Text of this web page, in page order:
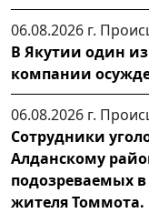
06.08.2026 г.
В Якутии один
компании
06.08.2026 г.
Сотрудники
Алданскому
подозреваемых
жителя Томмота.